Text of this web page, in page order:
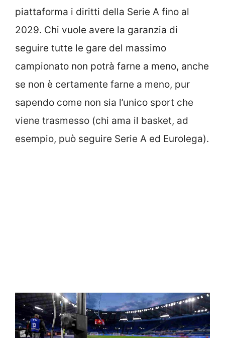
piattaforma i diritti della Serie A fino al
2029. Chi vuole avere la garanzia di
seguire tutte le gare del massimo
campionato non potrà farne a meno, anche
se non è certamente farne a meno, pur
sapendo come non sia l’unico sport che
viene trasmesso (chi ama il basket, ad
esempio, può seguire Serie A ed Eurolega).